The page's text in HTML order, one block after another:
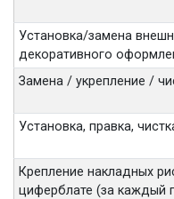
Установка/замена
декоративного
Замена / укрепление /
Установка, правка,
Крепление накладных
циферблате (за каждый